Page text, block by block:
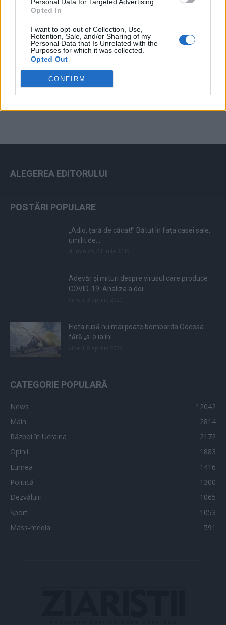
Opted In
I want to opt-out of Collection, Use,
Retention, Sale, and/or Sharing of my
Personal Data that Is Unrelated with the
Purposes for which it was collected.
Opted Out
CONFIRM ad
ALEGEREA EDITORULUI
POSTĂRI POPULARE
„Adio, țară de căcat!” Bătut în fața casei sale,
umilit de...
Adevăr și mituri despre virusul care produce
COVID-19. Analiza a doi...
Flota rusă nu mai poate bombarda Odessa
fără „s-o ia în...
CATEGORIE POPULARĂ
News
12042
Main
2814
Război în Ucraina
2172
Opinii
1883
Lumea
1416
Politică
1300
Dezvăluiri
1065
Sport
1053
Mass-media
591